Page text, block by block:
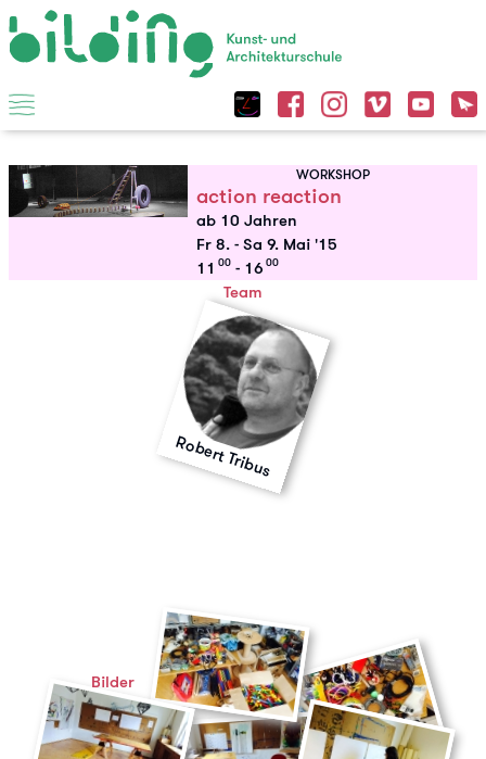
WORKSHOP
action reaction
ab 10 Jahren
Fr 8.-Sa 9. Mai '15
11 00 - 16 00
Team
Robert Tribus
Bilder